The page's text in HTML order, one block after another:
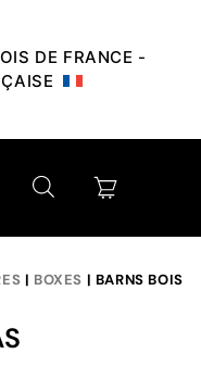
DE FRANCE -
| BOXES | BARNS BOIS